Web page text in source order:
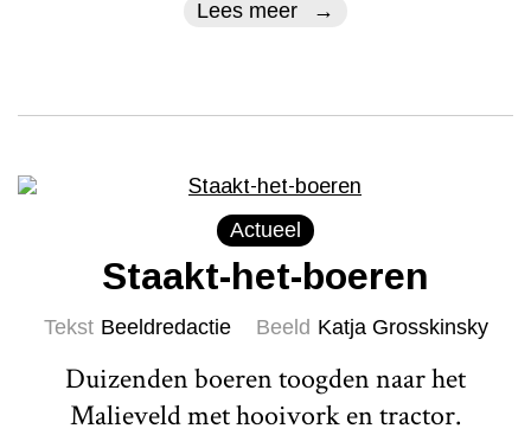
Lees meer
Actueel
Staakt-het-boeren
Tekst Beeldredactie Beeld Katja Grosskinsky
Duizenden boeren toogden naar het
Malieveld met hooivork en tractor.